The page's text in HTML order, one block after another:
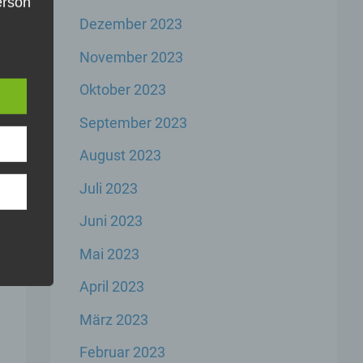
Dezember 2023
November 2023
Oktober 2023
September 2023
August 2023
Juli 2023
Juni 2023
Mai 2023
April 2023
März 2023
Februar 2023